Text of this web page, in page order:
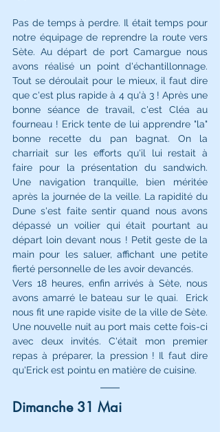
Pas de temps à perdre. Il était temps pour
notre équipage de reprendre la route vers
Sète. Au départ de port Camargue nous
avons réalisé un point d'échantillonnage.
Tout se déroulait pour le mieux, il faut dire
que c'est plus rapide à 4 qu'à 3 ! Après une
bonne séance de travail, c'est Cléa au
fourneau ! Erick tente de lui apprendre "la"
bonne recette du pan bagnat. On la
charriait sur les efforts qu'il lui restait à
faire pour la présentation du sandwich.
Une navigation tranquille, bien méritée
après la journée de la veille. La rapidité du
Dune s'est faite sentir quand nous avons
dépassé un voilier qui était pourtant au
départ loin devant nous ! Petit geste de la
main pour les saluer, affichant une petite
fierté personnelle de les avoir devancés.
Vers 18 heures, enfin arrivés à Sète, nous
avons amarré le bateau sur le quai.  Erick
nous fit une rapide visite de la ville de Sète.
Une nouvelle nuit au port mais cette fois-ci
avec deux invités. C'était mon premier
repas à préparer, la pression ! Il faut dire
qu'Erick est pointu en matière de cuisine.
Dimanche 31 Mai